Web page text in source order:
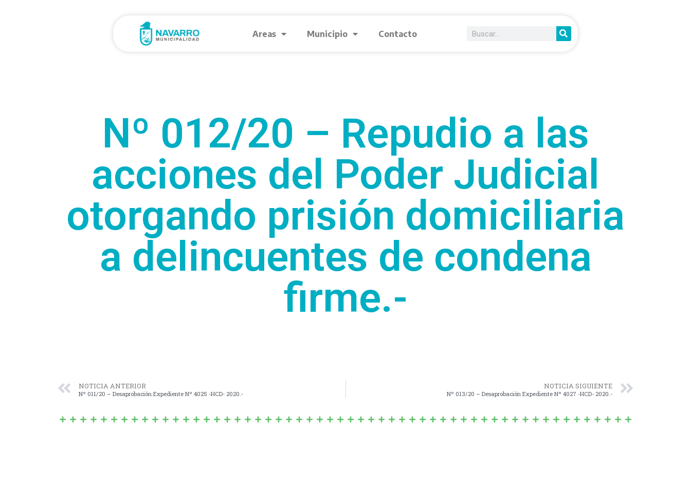
Areas Municipio Contacto
Nº 012/20 – Repudio a las
acciones del Poder Judicial
otorgando prisión domiciliaria
a delincuentes de condena
firme.-
NOTICIA ANTERIOR
Nº 011/20 – Desaprobación Expediente Nº 4025 -HCD- 2020.-
NOTICIA SIGUIENTE
Nº 013/20 – Desaprobación Expediente Nº 4027 -HCD- 2020.-